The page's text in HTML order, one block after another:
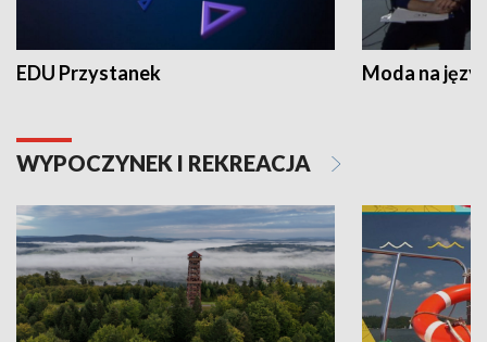
EDU Przystanek Moda na
WYPOCZYNEK I REKREACJA